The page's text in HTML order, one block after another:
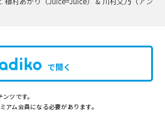
で開く
ツです。
ム会員になる必要があります。